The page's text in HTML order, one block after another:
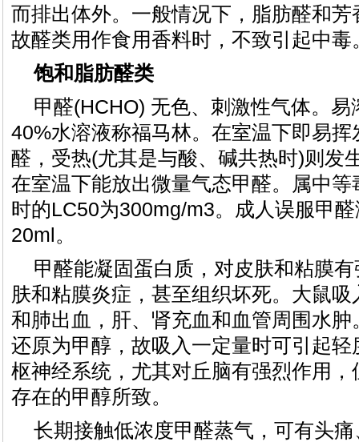
而排出体外。一般情况下，脂肪醛和
故醛类用作食用香料时，不致引起中毒
饱和脂肪醛类
甲醛(HCHO) 无色、刺激性气体。
40%水溶液称福马林。在室温下即易
醛，受热(尤其是与酸、碱共热时)则发
在室温下能放出微量气态甲醛。属中
时的LC50为300mg/m3。成人误服甲
20ml。
甲醛能凝固蛋白质，对皮肤和粘膜
肤和粘膜炎症，甚至组织坏死。大鼠
和肺出血，肝、肾充血和血管周围水
还原为甲醇，故吸入一定量时可引起
枢神经系统，尤其对丘脑有强烈作用
存在的甲醇所致。
长期接触低浓度甲醛蒸气，可有头